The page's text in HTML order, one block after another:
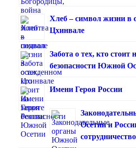
Хлеб – символ жизни в
Цхинвале
Забота о тех, кто стоит
безопасности Южной
Имени Героя России
Осетии и
сотрудничество